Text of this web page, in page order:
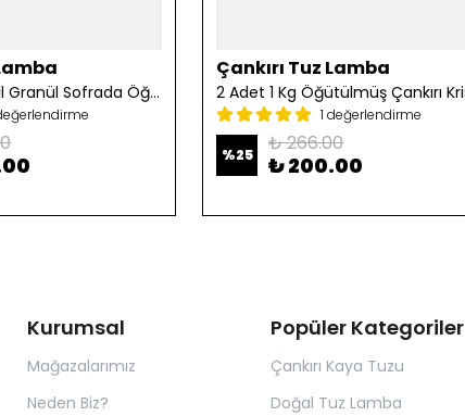
2 Adet 1 Kg Çakıl Granül Sofrada Öğütme Tuzu
Çankırı Tuz Lamba
1 değerlendirme
%25 ₺ 266.00
₺ 200.00
Kurumsal
Mağazalarımız
Neden Biz?
Popüler Kategoriler
Çankırı Kaya Tuzu
Doğal Tuz Lamba